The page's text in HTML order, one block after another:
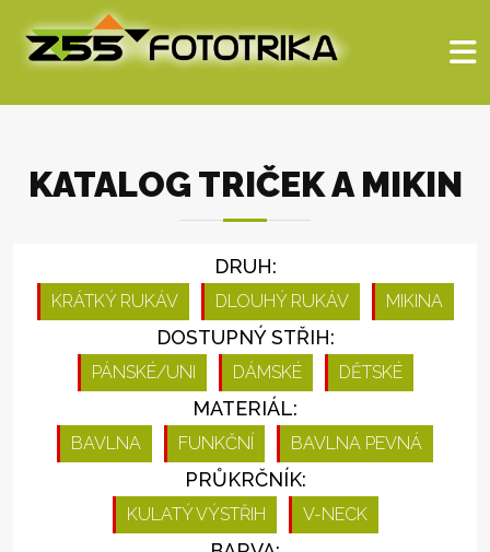
KATALOG TRIČEK A MIKIN
DRUH:
KRÁTKÝ RUKÁV DLOUHÝ RUKÁV MIKINA
DOSTUPNÝ STŘIH:
PÁNSKÉ/UNI DÁMSKÉ DĚTSKÉ
MATERIÁL:
BAVLNA FUNKČNÍ BAVLNA PEVNÁ
PRŮKRČNÍK:
KULATÝ VÝSTŘIH V-NECK